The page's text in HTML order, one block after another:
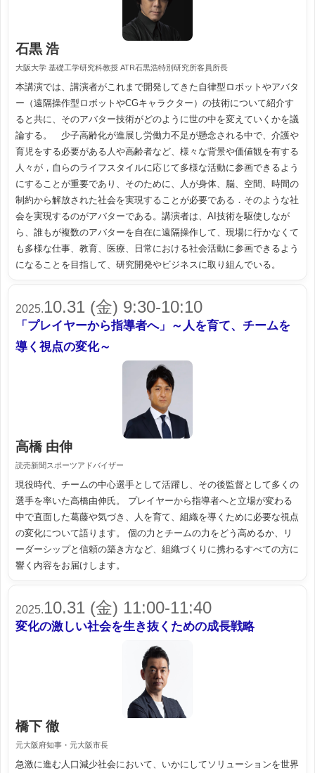
石黒 浩
大阪大学 基礎工学研究科教授 ATR石黒浩特別研究所客員所長
本講演では、講演者がこれまで開発してきた自律型ロボットやアバタ
ー（遠隔操作型ロボットやCGキャラクター）の技術について紹介す
ると共に、そのアバター技術がどのように世の中を変えていくかを議
論する。 少子高齢化が進展し労働力不足が懸念される中で、介護や
育児をする必要がある人や高齢者など、様々な背景や価値観を有する
人々が，自らのライフスタイルに応じて多様な活動に参画できるよう
にすることが重要であり、そのために、人が身体、脳、空間、時間の
制約から解放された社会を実現することが必要である．そのような社
会を実現するのがアバターである。講演者は、AI技術を駆使しなが
ら、誰もが複数のアバターを自在に遠隔操作して、現場に行かなくて
も多様な仕事、教育、医療、日常における社会活動に参画できるよう
になることを目指して、研究開発やビジネスに取り組んでいる。
2025.10.31 (金) 9:30-10:10
「プレイヤーから指導者へ」～人を育て、チームを
導く視点の変化～
高橋 由伸
読売新聞スポーツアドバイザー
現役時代、チームの中心選手として活躍し、その後監督として多くの
選手を率いた高橋由伸氏。 プレイヤーから指導者へと立場が変わる
中で直面した葛藤や気づき、人を育て、組織を導くために必要な視点
の変化について語ります。 個の力とチームの力をどう高めるか、リ
ーダーシップと信頼の築き方など、組織づくりに携わるすべての方に
響く内容をお届けします。
2025.10.31 (金) 11:00-11:40
変化の激しい社会を生き抜くための成長戦略
橋下 徹
元大阪府知事・元大阪市長
急激に進む人口減少社会において、いかにしてソリューションを世界